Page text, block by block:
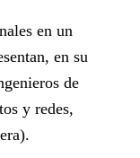
en un
en su
de
y redes,